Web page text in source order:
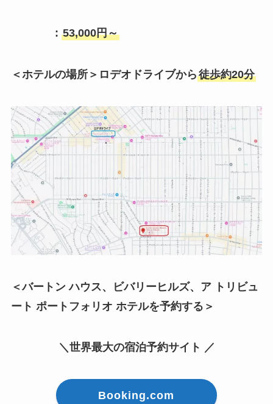
: 53,000円～
＜ホテルの場所＞ロデオドライブから徒歩約20分
＜バートン ハウス、ビバリーヒルズ、ア トリビュ
ート ポートフォリオ ホテルを予約する＞
＼世界最大の宿泊予約サイト ／
Booking.com